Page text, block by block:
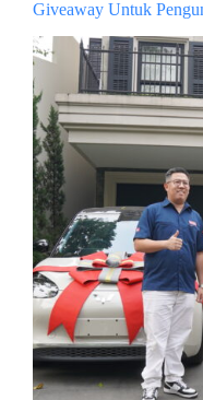
Giveaway Untuk